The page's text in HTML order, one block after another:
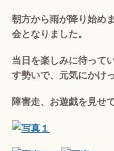
朝方から雨が降り始め
会となりました。
当日を楽しみに待って
す勢いで、元気にかけっ
障害走、お遊戯を見せ